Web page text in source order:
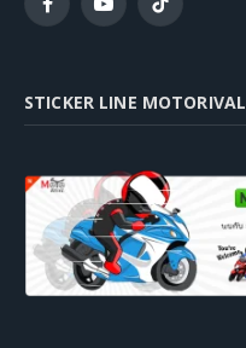
FacebookYouTubeTikTok
STICKER LINE MOTORIVAL